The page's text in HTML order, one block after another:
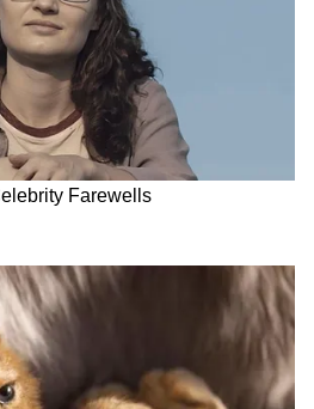
অ্যাপল আইপ্যাড (১০ম
কাজের জন্য
করে।